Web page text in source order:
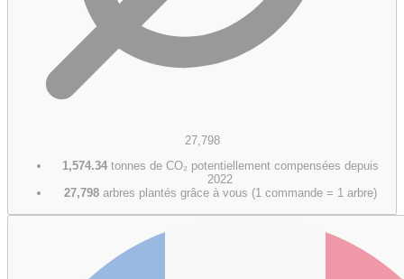
27,798
1,574.34tonnes de CO₂ potentiellement compensées depuis
2022
27,798 arbres plantés grâce à vous (1 commande = 1 arbre)